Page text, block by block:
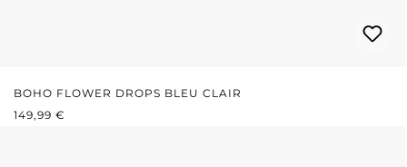
BOHO FLOWER DROPS BLEU CLAIR
PRIX RÉGULIER :
149,99 €